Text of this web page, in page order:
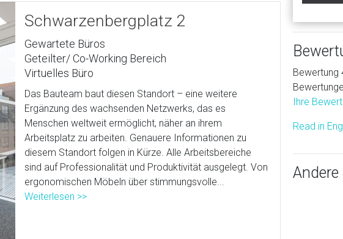
Schwarzenbergplatz 2
Gewartete Büros
Geteilter/ Co-Working Bereich
Virtuelles Büro
Das Bauteam baut diesen Standort – eine weitere
Ergänzung des wachsenden Netzwerks, das es
Menschen weltweit ermöglicht, näher an ihrem
Arbeitsplatz zu arbeiten. Genauere Informationen zu
diesem Standort folgen in Kürze. Alle Arbeitsbereiche
sind auf Professionalität und Produktivität ausgelegt. Von
ergonomischen Möbeln über stimmungsvolle...
Weiterlesen >>
Bewertung
Ihre
Read in